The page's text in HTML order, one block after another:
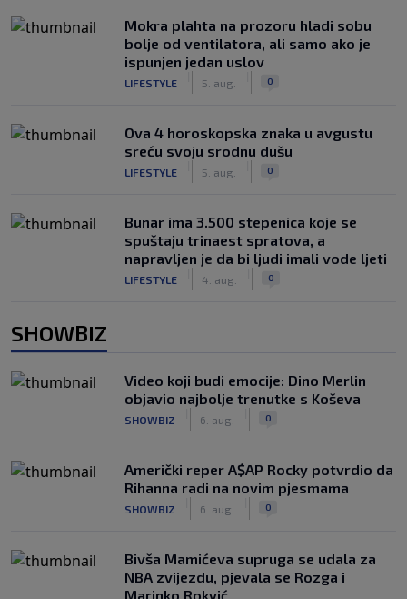
Mokra plahta na prozoru hladi sobu
bolje od ventilatora, ali samo ako je
ispunjen jedan uslov
LIFESTYLE 5. aug. 0
Ova 4 horoskopska znaka u avgustu
sreću svoju srodnu dušu
LIFESTYLE 5. aug. 0
Bunar imа 3.500 stepenica koje se
spuštaju trinaest spratova, a
napravljen je da bi ljudi imali vode ljeti
LIFESTYLE 4. aug. 0
SHOWBIZ
Video koji budi emocije: Dino Merlin
objavio najbolje trenutke s Koševa
SHOWBIZ 6. aug. 0
Američki reper A$AP Rocky potvrdio da
Rihanna radi na novim pjesmama
SHOWBIZ 6. aug. 0
Bivša Mamićeva supruga se udala za
NBA zvijezdu, pjevala se Rozga i
Marinko Rokvić